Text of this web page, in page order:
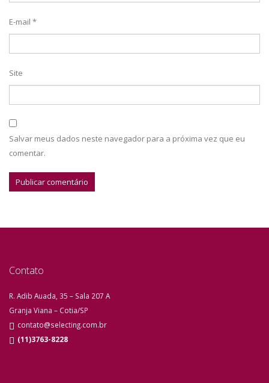
E-mail *
Site
Salvar meus dados neste navegador para a próxima vez que eu
comentar.
Contato
R. Adib Auada, 35 – Sala 207 A
Granja Viana – Cotia/SP
contato@selecting.com.br
(11)3763-8228